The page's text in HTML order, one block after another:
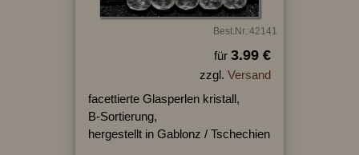
Best.Nr.:42141
für 3.99 €
zzgl. Versand
facettierte Glasperlen kristall,
B-Sortierung,
hergestellt in Gablonz / Tschechien